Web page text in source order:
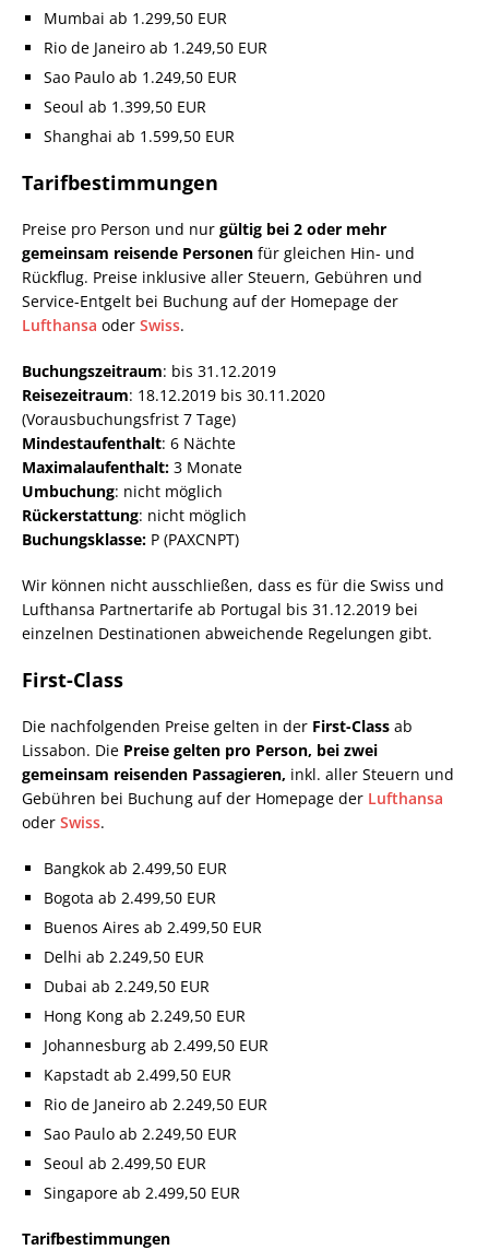
Mumbai ab 1.299,50 EUR
Rio de Janeiro ab 1.249,50 EUR
Sao Paulo ab 1.249,50 EUR
Seoul ab 1.399,50 EUR
Shanghai ab 1.599,50 EUR
Tarifbestimmungen
Preise pro Person und nur gültig bei 2 oder mehr
gemeinsam reisende Personen für gleichen Hin- und
Rückflug. Preise inklusive aller Steuern, Gebühren und
Service-Entgelt bei Buchung auf der Homepage der
Lufthansa oder Swiss.
Buchungszeitraum: bis 31.12.2019
Reisezeitraum: 18.12.2019 bis 30.11.2020
(Vorausbuchungsfrist 7 Tage)
Mindestaufenthalt: 6 Nächte
Maximalaufenthalt: 3 Monate
Umbuchung: nicht möglich
Rückerstattung: nicht möglich
Buchungsklasse: P (PAXCNPT)
Wir können nicht ausschließen, dass es für die Swiss und
Lufthansa Partnertarife ab Portugal bis 31.12.2019 bei
einzelnen Destinationen abweichende Regelungen gibt.
First-Class
Die nachfolgenden Preise gelten in der First-Class ab
Lissabon. Die Preise gelten pro Person, bei zwei
gemeinsam reisenden Passagieren, inkl. aller Steuern und
Gebühren bei Buchung auf der Homepage der Lufthansa
oder Swiss.
Bangkok ab 2.499,50 EUR
Bogota ab 2.499,50 EUR
Buenos Aires ab 2.499,50 EUR
Delhi ab 2.249,50 EUR
Dubai ab 2.249,50 EUR
Hong Kong ab 2.249,50 EUR
Johannesburg ab 2.499,50 EUR
Kapstadt ab 2.499,50 EUR
Rio de Janeiro ab 2.249,50 EUR
Sao Paulo ab 2.249,50 EUR
Seoul ab 2.499,50 EUR
Singapore ab 2.499,50 EUR
Tarifbestimmungen